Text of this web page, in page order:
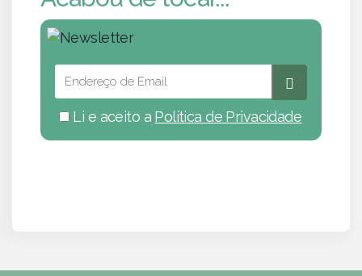
Li e aceito a Política de Privacidade